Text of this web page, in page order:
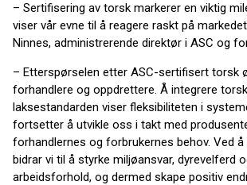
– Sertifisering av torsk markerer en viktig
viser vår evne til å reagere raskt på
Ninnes, administrerende direktør i ASC og
– Etterspørselen etter ASC-sertifisert torsk
forhandlere og oppdrettere. Å integrere
laksestandarden viser fleksibiliteten i
fortsetter å utvikle oss i takt med
forhandlernes og forbrukernes behov. Ved
bidrar vi til å styrke miljøansvar, dyrevelferd
arbeidsforhold, og dermed skape positiv